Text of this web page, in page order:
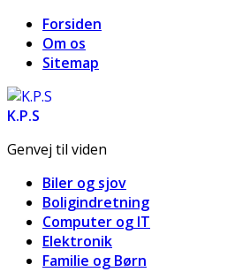
Forsiden
Om os
Sitemap
K.P.S
Genvej til viden
Biler og sjov
Boligindretning
Computer og IT
Elektronik
Familie og Børn